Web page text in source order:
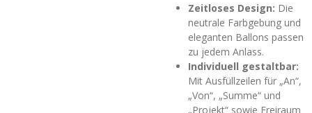
Zeitloses Design: Die
neutrale Farbgebung und
eleganten Ballons passen
zu jedem Anlass.
Individuell gestaltbar:
Mit Ausfüllzeilen für „An“,
„Von“, „Summe“ und
„Projekt“ sowie Freiraum